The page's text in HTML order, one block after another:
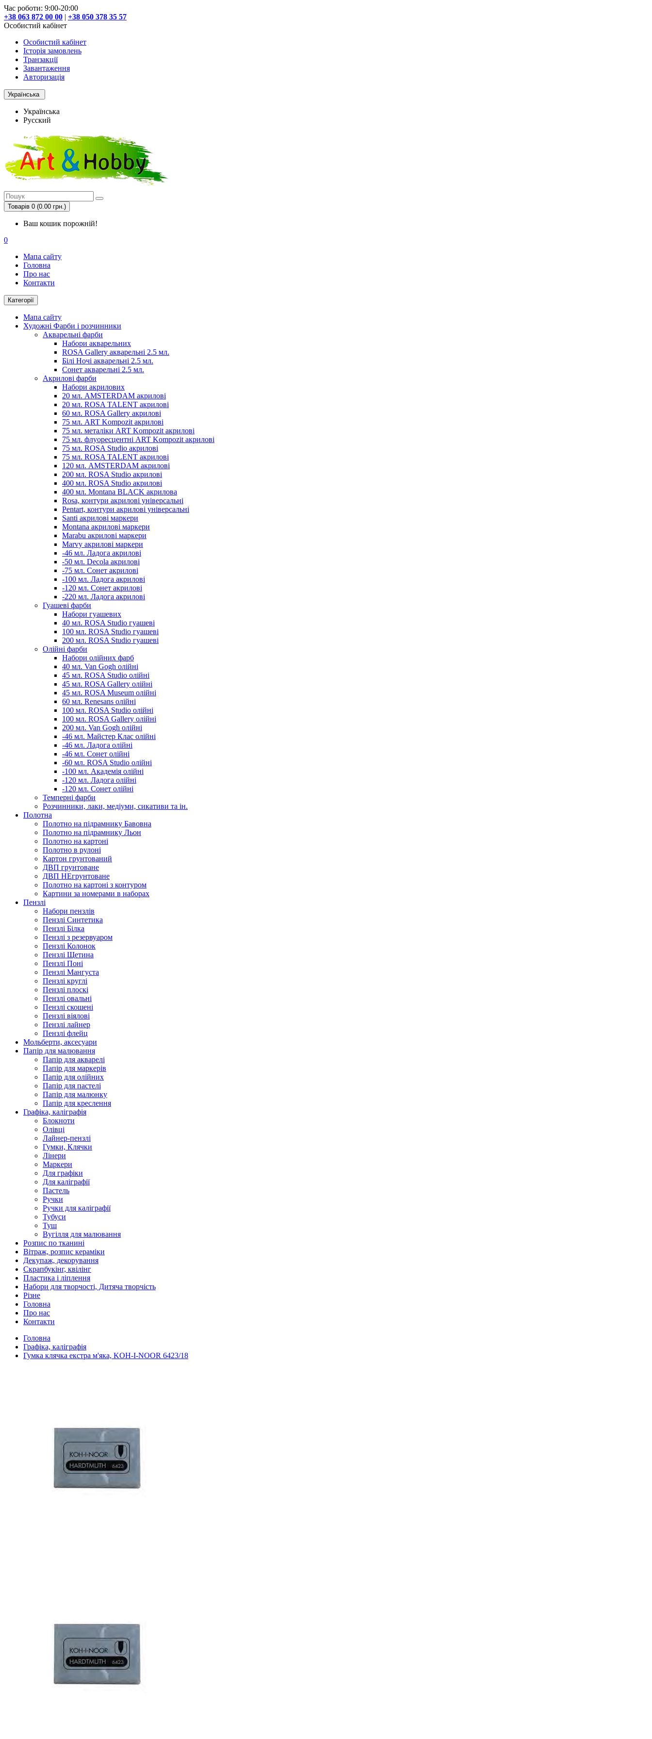
Час роботи: 9:00-20:00
+38 063 872 00 00 | +38 050 378 35 57
Особистий кабінет
Особистий кабінет
Історія замовлень
Транзакції
Завантаження
Авторизація
Українська
Українська
Русский
Товарів 0 (0.00 грн.)
Ваш кошик порожній!
0
Мапа сайту
Головна
Про нас
Контакти
Категорії
Мапа сайту
Художні Фарби і розчинники
Акварельні фарби
Набори акварельних
ROSA Gallery акварельні 2.5 мл.
Білі Ночі акварельні 2.5 мл.
Сонет акварельні 2.5 мл.
Акрилові фарби
Набори акрилових
20 мл. AMSTERDAM акрилові
20 мл. ROSA TALENT акрилові
60 мл. ROSA Gallery акрилові
75 мл. ART Kompozit акрилові
75 мл. металіки ART Kompozit акрилові
75 мл. флуоресцентні ART Kompozit акрилові
75 мл. ROSA Studio акрилові
75 мл. ROSA TALENT акрилові
120 мл. AMSTERDAM акрилові
200 мл. ROSA Studio акрилові
400 мл. ROSA Studio акрилові
400 мл. Montana BLACK акрилова
Rosa, контури акрилові універсальні
Pentart, контури акрилові універсальні
Santi акрилові маркери
Montana акрилові маркери
Marabu акрилові маркери
Marvy акрилові маркери
-46 мл. Ладога акрилові
-50 мл. Decola акрилові
-75 мл. Сонет акрилові
-100 мл. Ладога акрилові
-120 мл. Сонет акрилові
-220 мл. Ладога акрилові
Гуашеві фарби
Набори гуашевих
40 мл. ROSA Studio гуашеві
100 мл. ROSA Studio гуашеві
200 мл. ROSA Studio гуашеві
Олійні фарби
Набори олійних фарб
40 мл. Van Gogh олійні
45 мл. ROSA Studio олійні
45 мл. ROSA Gallery олійні
45 мл. ROSA Museum олійні
60 мл. Renesans олійні
100 мл. ROSA Studio олійні
100 мл. ROSA Gallery олійні
200 мл. Van Gogh олійні
-46 мл. Майстер Клас олійні
-46 мл. Ладога олійні
-46 мл. Сонет олійні
-60 мл. ROSA Studio олійні
-100 мл. Академія олійні
-120 мл. Ладога олійні
-120 мл. Сонет олійні
Темперні фарби
Розчинники, лаки, медіуми, сикативи та ін.
Полотна
Полотно на підрамнику Бавовна
Полотно на підрамнику Льон
Полотно на картоні
Полотно в рулоні
Картон грунтований
ДВП грунтоване
ДВП НЕгрунтоване
Полотно на картоні з контуром
Картини за номерами в наборах
Пензлі
Набори пензлів
Пензлі Синтетика
Пензлі Білка
Пензлі з резервуаром
Пензлі Колонок
Пензлі Щетина
Пензлі Поні
Пензлі Мангуста
Пензлі круглі
Пензлі плоскі
Пензлі овальні
Пензлі скошені
Пензлі віялові
Пензлі лайнер
Пензлі флейц
Мольберти, аксесуари
Папір для малювання
Папір для акварелі
Папір для маркерів
Папір для олійних
Папір для пастелі
Папір для малюнку
Папір для креслення
Графіка, каліграфія
Блокноти
Олівці
Лайнер-пензлі
Гумки, Клячки
Лінери
Маркери
Для графіки
Для каліграфії
Пастель
Ручки
Ручки для каліграфії
Тубуси
Туш
Вугілля для малювання
Розпис по тканині
Вітраж, розпис кераміки
Декупаж, декорування
Скрапбукінг, квілінг
Пластика і ліплення
Набори для творчості, Дитяча творчість
Різне
Головна
Про нас
Контакти
Головна
Графіка, каліграфія
Гумка клячка екстра м'яка, KOH-I-NOOR 6423/18